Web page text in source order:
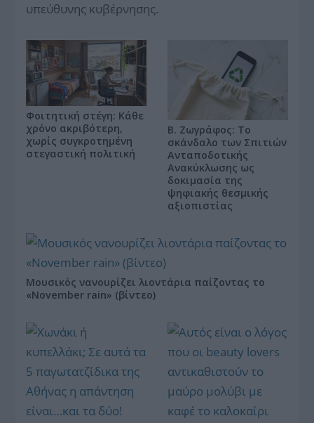
υπεύθυνης κυβέρνησης.
Φοιτητική στέγη: Κάθε
χρόνο ακριβότερη,
χωρίς συγκροτημένη
στεγαστική πολιτική
Β. Ζωγράφος: Το
σκάνδαλο των Σπιτιών
Ανταποδοτικής
Ανακύκλωσης ως
δοκιμασία της
ψηφιακής θεσμικής
αξιοπιστίας
Μουσικός νανουρίζει λιοντάρια παίζοντας το
«November rain» (βίντεο)